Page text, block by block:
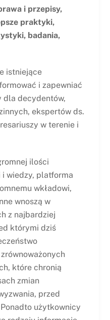
i przepisy,
praktyki,
badania,
istniejące
i zapewniać
dla decydentów,
ekspertów ds.
w terenie i
ilości
wiedzy, platforma
wkładowi,
wnoszą w
z najbardziej
którymi dziś
które chronią
zmian
przed
użytkownicy